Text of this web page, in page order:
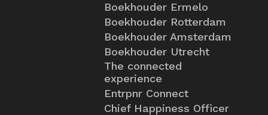
Boekhouder Ermelo
Boekhouder Rotterdam
Boekhouder Amsterdam
Boekhouder Utrecht
The connected
experience
Entrpnr Connect
Chief Happiness Officer